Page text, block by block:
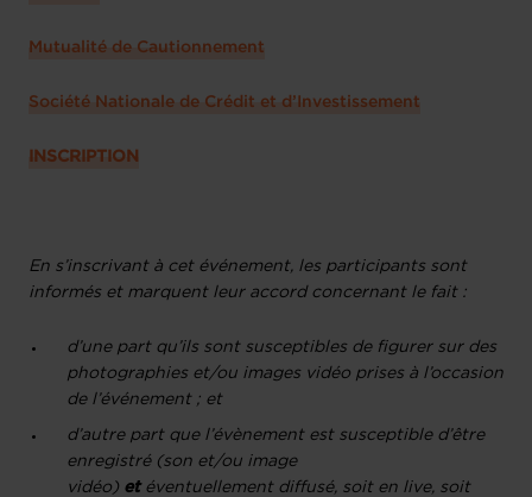
Mutualité de Cautionnement
Société Nationale de Crédit et d’Investissement
INSCRIPTION
En s’inscrivant à cet événement, les participants sont
informés et marquent leur accord concernant le fait :
d’une part qu’ils sont susceptibles de figurer sur des
photographies et/ou images vidéo prises à l’occasion
de l’événement ; et
d’autre part que l’évènement est susceptible d’être
enregistré (son et/ou image
vidéo) et éventuellement diffusé, soit en live, soit